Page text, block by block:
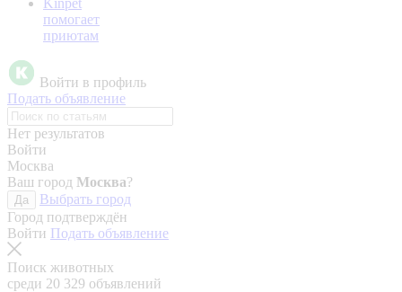
Kinpet
помогает
приютам
Войти в профиль
Подать объявление
Нет результатов
Войти
Москва
Ваш город Москва?
Да
Выбрать город
Город подтверждён
Войти Подать объявление
Поиск животных
среди 20 329 объявлений